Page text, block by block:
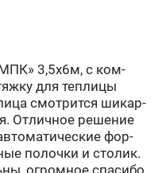
3,5х6м, с ком­
для теп­ли­цы
смот­рит­ся ши­кар­
От­лич­ное ре­ше­ние
фор­
по­лоч­ки и сто­лик.
огром­ное спа­си­бо